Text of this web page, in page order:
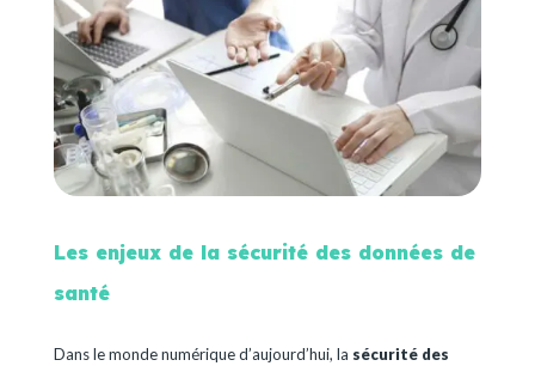
Les enjeux de la sécurité des données de
santé
Dans le monde numérique d’aujourd’hui, la sécurité des